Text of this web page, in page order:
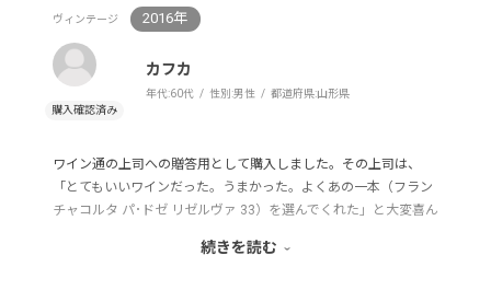
ヴィンテージ 2016年
カフカ
年代:60代 性別:男性 都道府県:山形県
ワイン通の上司への贈答用として購入しました。その上司は、
「とてもいいワインだった。うまかった。よくあの一本（フラン
チャコルタ パ･ドゼ リゼルヴァ 33）を選んでくれた」と大変喜ん
続きを読む